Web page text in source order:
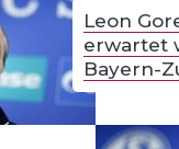
Leon
erwartet
Bayern-